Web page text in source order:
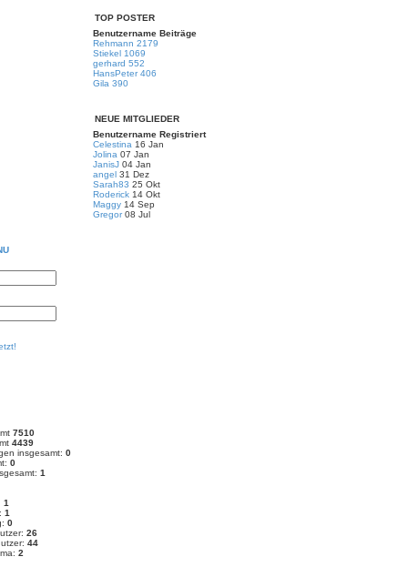
TOP POSTER
Benutzername Beiträge
Rehmann 2179
Stiekel 1069
gerhard 552
HansPeter 406
Gila 390
NEUE MITGLIEDER
Benutzername Registriert
Celestina 16 Jan
Jolina 07 Jan
JanisJ 04 Jan
angel 31 Dez
Sarah83 25 Okt
Roderick 14 Okt
Maggy 14 Sep
Gregor 08 Jul
7510
4439
insgesamt: 0
0
1
1
1
0
26
44
2